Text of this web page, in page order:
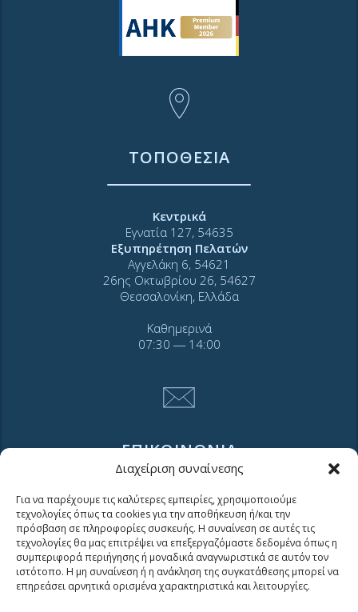
Διαχείριση συναίνεσης
Για να παρέχουμε τις καλύτερες εμπειρίες, χρησιμοποιούμε
τεχνολογίες όπως τα cookies για την αποθήκευση ή/και την
πρόσβαση σε πληροφορίες συσκευής. Η συναίνεση σε αυτές τις
τεχνολογίες θα μας επιτρέψει να επεξεργαζόμαστε δεδομένα όπως η
συμπεριφορά περιήγησης ή μοναδικά αναγνωριστικά σε αυτόν τον
ιστότοπο. Η μη συναίνεση ή η ανάκληση της συγκατάθεσης μπορεί να
επηρεάσει αρνητικά ορισμένα χαρακτηριστικά και λειτουργίες.
ΤΟΠΟΘΕΣΙΑ
Κεντρικά
Εγνατία 127, 54635
Εξυπηρέτηση Πελατών
Αγγελάκη 6, 54621
26ης Οκτωβρίου 26, 54627
Θεσσαλονίκη, Ελλάδα
Καθημερινά
07:30 ― 14:00
ΕΠΙΚΟΙΝΩΝΙΑ
Τηλ. 2310 966600
Φαξ. 2310 969400
για βλάβες καλέστε
11124